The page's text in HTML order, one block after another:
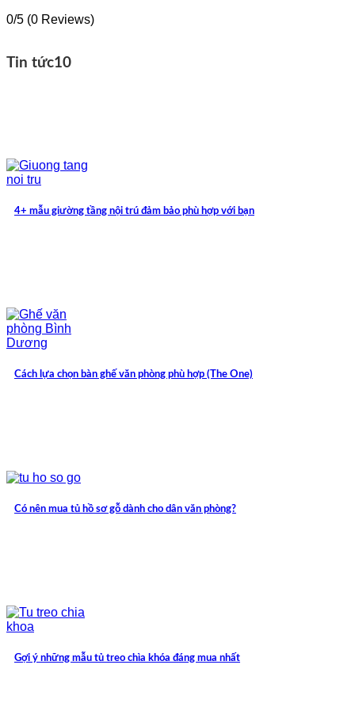
0/5 (0 Reviews)
Tin tức10
4+ mẫu giường tầng nội trú đảm bảo phù hợp với bạn
Cách lựa chọn bàn ghế văn phòng phù hợp (The One)
Có nên mua tủ hồ sơ gỗ dành cho dân văn phòng?
Gợi ý những mẫu tủ treo chìa khóa đáng mua nhất